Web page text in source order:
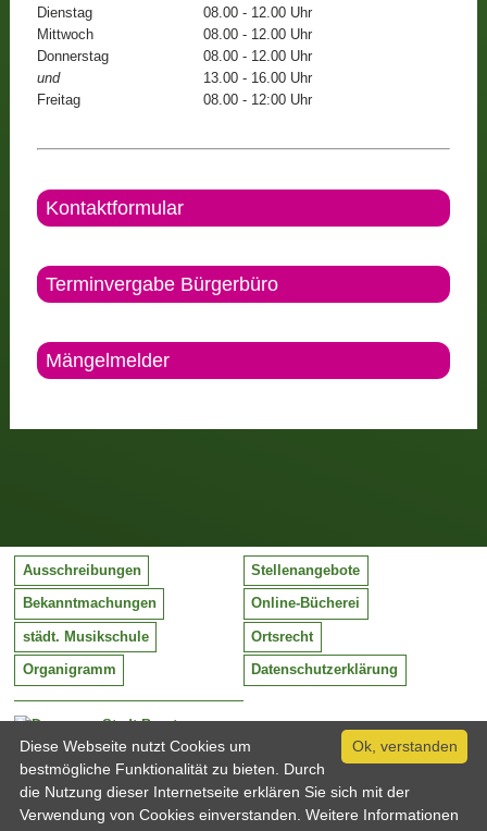
Dienstag
08.00 - 12.00 Uhr
Mittwoch
08.00 - 12.00 Uhr
Donnerstag
08.00 - 12.00 Uhr
und
13.00 - 16.00 Uhr
Freitag
08.00 - 12:00 Uhr
Kontaktformular
Terminvergabe Bürgerbüro
Mängelmelder
Stadt Barntrup
Mittelstraße 38
32683 Barntrup
Tel:
Email:
05263 / 409-0
info@barntrup.de
Ausschreibungen Stellenangebote
Bekanntmachungen Online-Bücherei
städt. Musikschule Ortsrecht
Organigramm Datenschutzerklärung
Ok, verstanden
Diese Webseite nutzt Cookies um
bestmögliche Funktionalität zu bieten. Durch
die Nutzung dieser Internetseite erklären Sie sich mit der
Verwendung von Cookies einverstanden. Weitere Informationen